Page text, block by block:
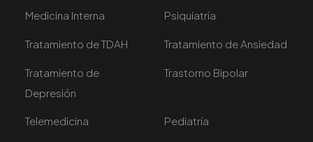
Medicina Interna Psiquiatría
Tratamiento de TDAH Tratamiento de Ansiedad
Tratamiento de
Depresión
Trastorno Bipolar
Telemedicina Pediatría